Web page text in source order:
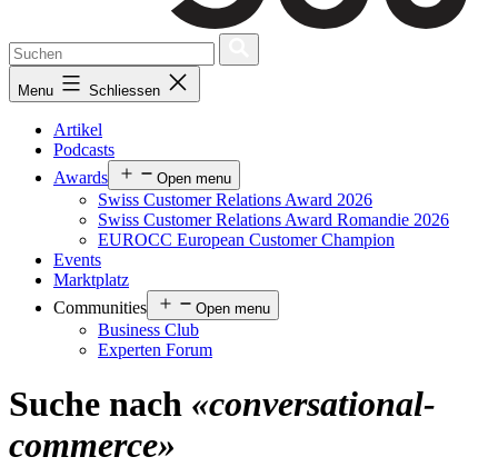
Menu Schliessen
Artikel
Podcasts
Awards
Open menu
Swiss Customer Relations Award 2026
Swiss Customer Relations Award Romandie 2026
EUROCC European Customer Champion
Events
Marktplatz
Communities
Open menu
Business Club
Experten Forum
Suche nach «conversational-
commerce»